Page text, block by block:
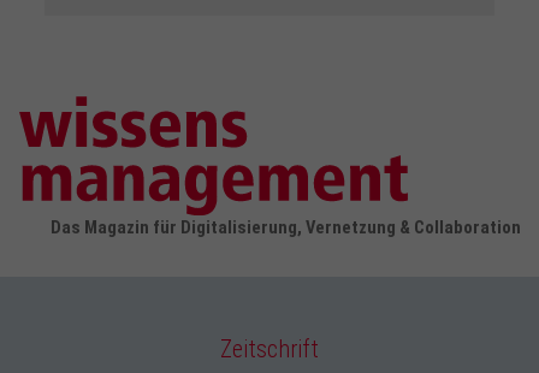
Das Magazin für Digitalisierung, Vernetzung & Collaboration
Zeitschrift